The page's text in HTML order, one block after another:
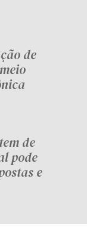
de
de
pode
e